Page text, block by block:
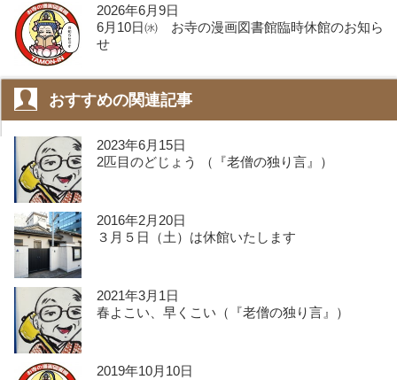
2026年6月9日
6月10日㈬ お寺の漫画図書館臨時休館のお知ら
せ
おすすめの関連記事
2023年6月15日
2匹目のどじょう （『老僧の独り言』）
2016年2月20日
３月５日（土）は休館いたします
2021年3月1日
春よこい、早くこい（『老僧の独り言』）
2019年10月10日